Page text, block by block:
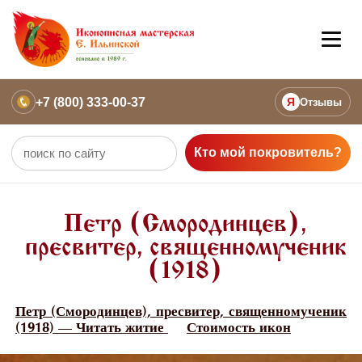
+7 (800) 333-00-37 Я Отзывы
Кто мой покровитель?
Петр (Смородинцев),
пресвитер, священномученик
(1918)
Петр (Смородинцев), пресвитер, священномученик
(1918) — Читать житие
Стоимость икон